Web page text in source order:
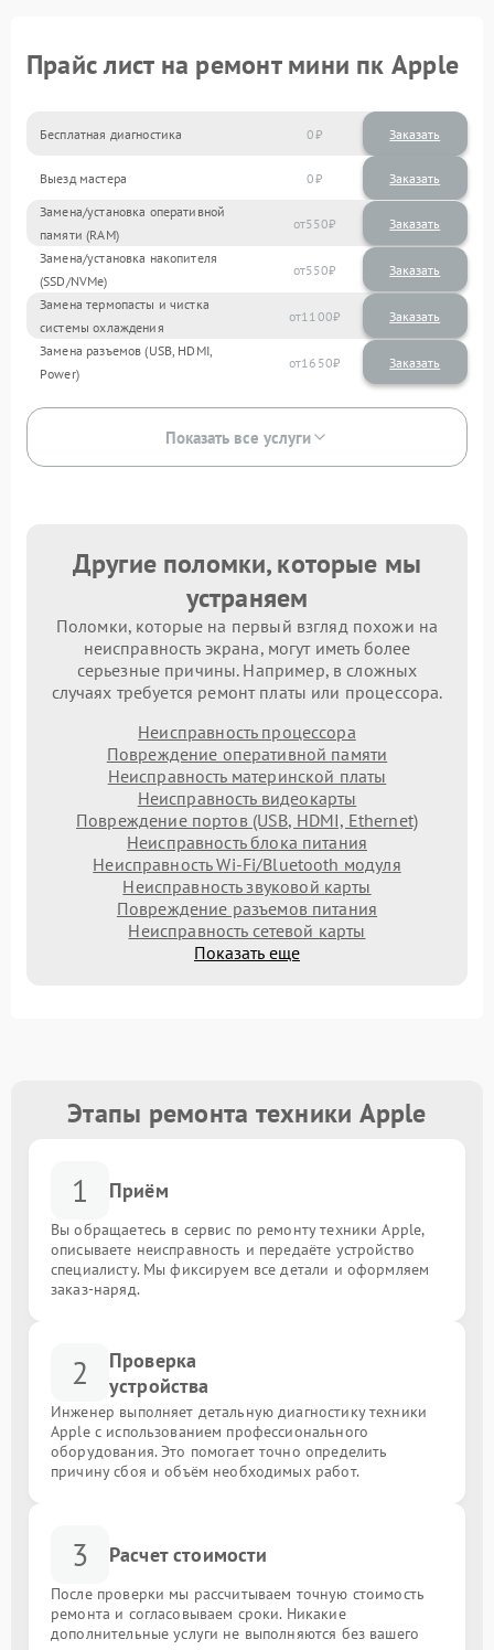
Прайс лист на ремонт мини пк Apple
Бесплатная диагностика 0 Заказать
Выезд мастера 0 Заказать
Замена/установка оперативной
памяти (RAM)
550
Замена/установка накопителя
(SSD/NVMe)
550
Замена термопасты и чистка
системы охлаждения
1100
Замена разъемов (USB, HDMI,
Power)
1650
Показать все услуги
Другие поломки, которые мы
устраняем
Поломки, которые на первый взгляд похожи на
неисправность экрана, могут иметь более
серьезные причины. Например, в сложных
случаях требуется ремонт платы или процессора.
Неисправность процессора
Повреждение оперативной памяти
Неисправность материнской платы
Неисправность видеокарты
Повреждение портов (USB, HDMI, Ethernet)
Неисправность блока питания
Неисправность Wi-Fi/Bluetooth модуля
Неисправность звуковой карты
Повреждение разъемов питания
Неисправность сетевой карты
Показать еще
Этапы ремонта техники Apple
1 Приём
Вы обращаетесь в сервис по ремонту техники Apple,
описываете неисправность и передаёте устройство
специалисту. Мы фиксируем все детали и оформляем
заказ-наряд.
2
Проверка
устройства
Инженер выполняет детальную диагностику техники
Apple с использованием профессионального
оборудования. Это помогает точно определить
причину сбоя и объём необходимых работ.
3 Расчет стоимости
После проверки мы рассчитываем точную стоимость
ремонта и согласовываем сроки. Никакие
дополнительные услуги не выполняются без вашего